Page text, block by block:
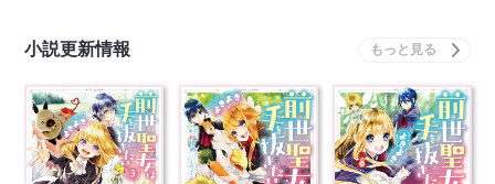
小説更新情報
前世聖女は手を抜きた
い よきよき 3
前世聖女は手を抜きた
い よきよき 2
前世聖女は手を抜きた
い よきよき